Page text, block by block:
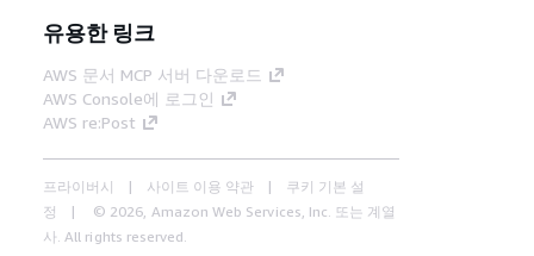
유용한 링크
AWS 문서 MCP 서버 다운로드
AWS Console에 로그인
AWS re:Post
프라이버시 사이트 이용 약관
쿠키 기본 설
정
© 2026, Amazon Web Services, Inc. 또는 계열
사. All rights reserved.